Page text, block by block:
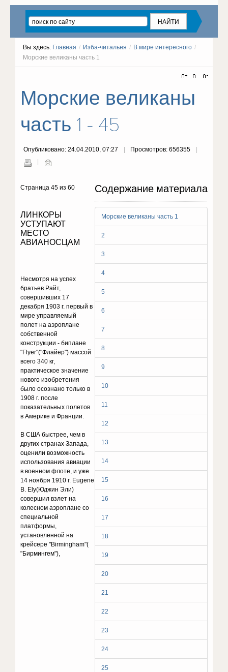
Вы здесь: Главная / Изба-читальня / В мире интересного /
Морские великаны часть 1
Морские великаны
часть 1 - 45
Опубликовано: 24.04.2010, 07:27 Просмотров: 656355
Содержание материала
Морские великаны часть 1
2
3
4
5
6
7
8
9
10
11
12
13
14
15
16
17
18
19
20
21
22
23
24
25
Страница 45 из 60
ЛИНКОРЫ
УСТУПАЮТ
МЕСТО
АВИАНОСЦАМ
Несмотря на успех
братьев Райт,
совершивших 17
декабря 1903 г. первый в
мире управляемый
полет на аэроплане
собственной
конструкции - биплане
"Flyer"("Флайер") массой
всего 340 кг,
практическое значение
нового изобретения
было осознано только в
1908 г. после
показательных полетов
в Америке и Франции.
В США быстрее, чем в
других странах Запада,
оценили возможность
использования авиации
в военном флоте, и уже
14 ноября 1910 г. Eugene
B. Ely(Юджин Эли)
совершил взлет на
колесном аэроплане со
специальной
платформы,
установленной на
крейсере "Birmingham"(
"Бирмингем"),